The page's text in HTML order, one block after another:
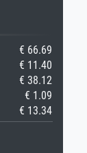
€ 66.69
€ 11.40
€ 38.12
€ 1.09
€ 13.34